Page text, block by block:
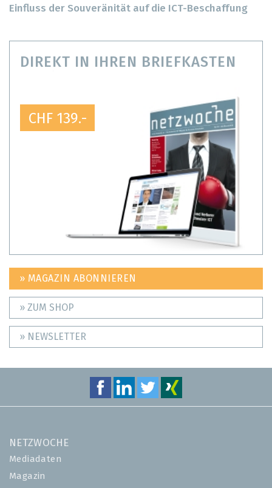
Einfluss der Souveränität auf die ICT-Beschaffung
DIREKT IN IHREN BRIEFKASTEN
CHF 139.-
» MAGAZIN ABONNIEREN
» ZUM SHOP
» NEWSLETTER
NETZWOCHE
Mediadaten
Magazin